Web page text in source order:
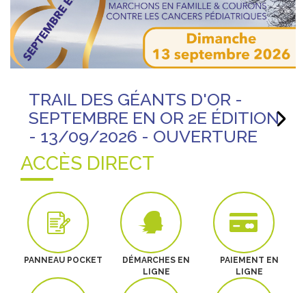
TRAIL DES GÉANTS D'OR -
SEPTEMBRE EN OR 2E ÉDITION
- 13/09/2026 - OUVERTURE
DES INSCRIPTIONS SUR
PROTIMING
TRAIL DES GÉANTS D'OR -SEPTEMBRE EN ...
ACCÈS DIRECT
PANNEAU POCKET
DÉMARCHES EN
LIGNE
PAIEMENT EN
LIGNE